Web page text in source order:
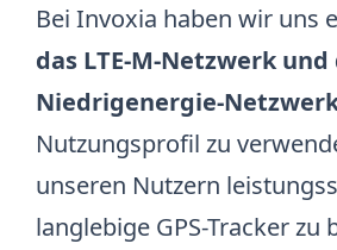
Bei Invoxia haben wir uns
das LTE-M-Netzwerk und
Niedrigenergie-
Nutzungsprofil zu
unseren Nutzern
langlebige GPS-Tracker zu